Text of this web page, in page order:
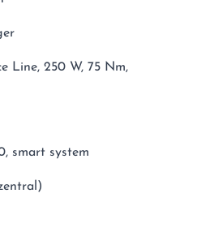
Line, 250 W, 75 Nm,
smart system